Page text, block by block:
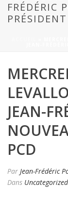
FRÉDÉRIC
JEAN-
PCD
Par Jean-Frédéric
Dans Uncategorized